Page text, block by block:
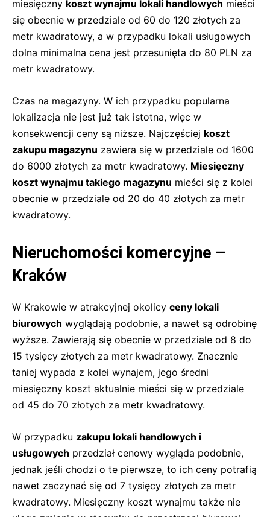
miesięczny koszt wynajmu lokali handlowych mieści
się obecnie w przedziale od 60 do 120 złotych za
metr kwadratowy, a w przypadku lokali usługowych
dolna minimalna cena jest przesunięta do 80 PLN za
metr kwadratowy.
Czas na magazyny. W ich przypadku popularna
lokalizacja nie jest już tak istotna, więc w
konsekwencji ceny są niższe. Najczęściej koszt
zakupu magazynu zawiera się w przedziale od 1600
do 6000 złotych za metr kwadratowy. Miesięczny
koszt wynajmu takiego magazynu mieści się z kolei
obecnie w przedziale od 20 do 40 złotych za metr
kwadratowy.
Nieruchomości komercyjne –
Kraków
W Krakowie w atrakcyjnej okolicy ceny lokali
biurowych wyglądają podobnie, a nawet są odrobinę
wyższe. Zawierają się obecnie w przedziale od 8 do
15 tysięcy złotych za metr kwadratowy. Znacznie
taniej wypada z kolei wynajem, jego średni
miesięczny koszt aktualnie mieści się w przedziale
od 45 do 70 złotych za metr kwadratowy.
W przypadku zakupu lokali handlowych i
usługowych przedział cenowy wygląda podobnie,
jednak jeśli chodzi o te pierwsze, to ich ceny potrafią
nawet zaczynać się od 7 tysięcy złotych za metr
kwadratowy. Miesięczny koszt wynajmu także nie